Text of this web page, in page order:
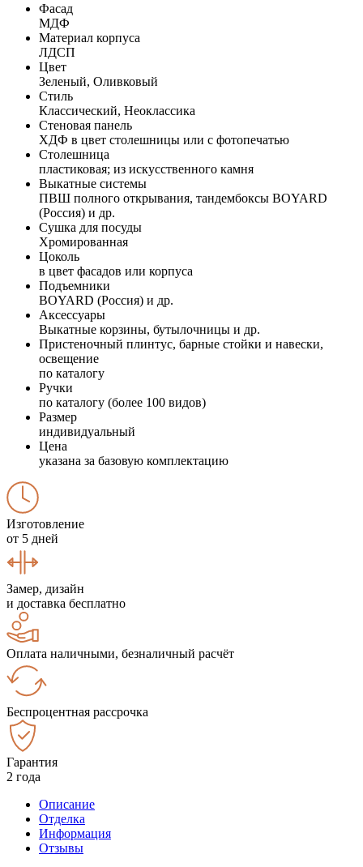
Фасад
МДФ
Материал корпуса
ЛДСП
Цвет
Зеленый, Оливковый
Стиль
Классический, Неоклассика
Стеновая панель
ХДФ в цвет столешницы или с фотопечатью
Столешница
пластиковая; из искусственного камня
Выкатные системы
ПВШ полного открывания, тандембоксы BOYARD
(Россия) и др.
Сушка для посуды
Хромированная
Цоколь
в цвет фасадов или корпуса
Подъемники
BOYARD (Россия) и др.
Аксессуары
Выкатные корзины, бутылочницы и др.
Пристеночный плинтус, барные стойки и навески,
освещение
по каталогу
Ручки
по каталогу (более 100 видов)
Размер
индивидуальный
Цена
указана за базовую комплектацию
Изготовление
от 5 дней
Замер, дизайн
и доставка бесплатно
Оплата наличными, безналичный расчёт
Беспроцентная рассрочка
Гарантия
2 года
Описание
Отделка
Информация
Отзывы